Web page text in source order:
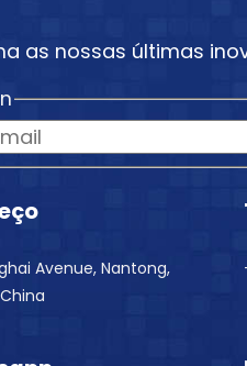
as nossas últimas
Avenue, Nantong,